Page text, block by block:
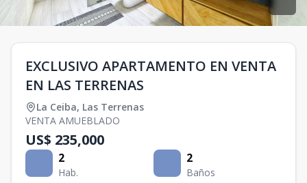
EXCLUSIVO APARTAMENTO EN VENTA
EN LAS TERRENAS
La Ceiba, Las Terrenas
VENTA AMUEBLADO
US$ 235,000
2
Hab.
2
Baños